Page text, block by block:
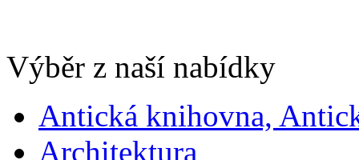
Výběr z naší nabídky
Antická knihovna,
Architektura